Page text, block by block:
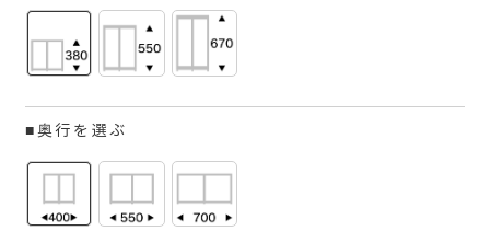
■奥行を選ぶ